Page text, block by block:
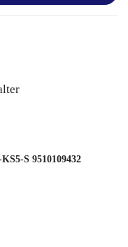
S 9510109432